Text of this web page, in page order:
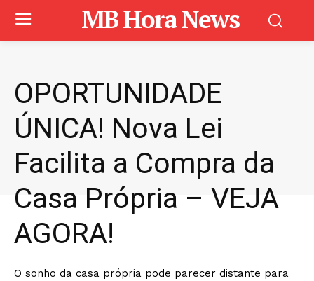
MB Hora News
OPORTUNIDADE
ÚNICA! Nova Lei
Facilita a Compra da
Casa Própria – VEJA
AGORA!
O sonho da casa própria pode parecer distante para